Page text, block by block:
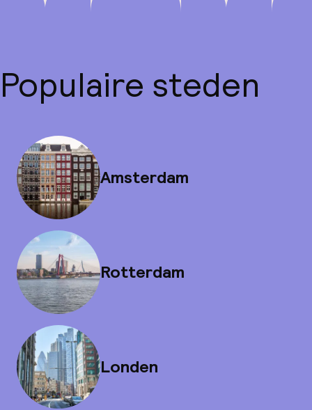
Populaire steden
Amsterdam
Rotterdam
Londen